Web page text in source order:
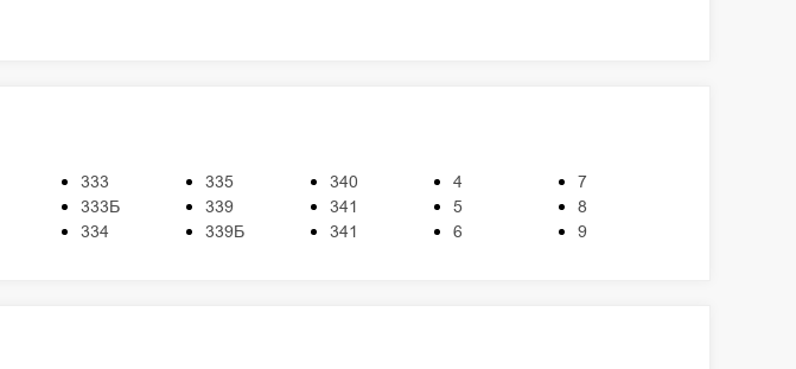
333
333Б
334
335
339
339Б
340
341
341
4
5
6
7
8
9